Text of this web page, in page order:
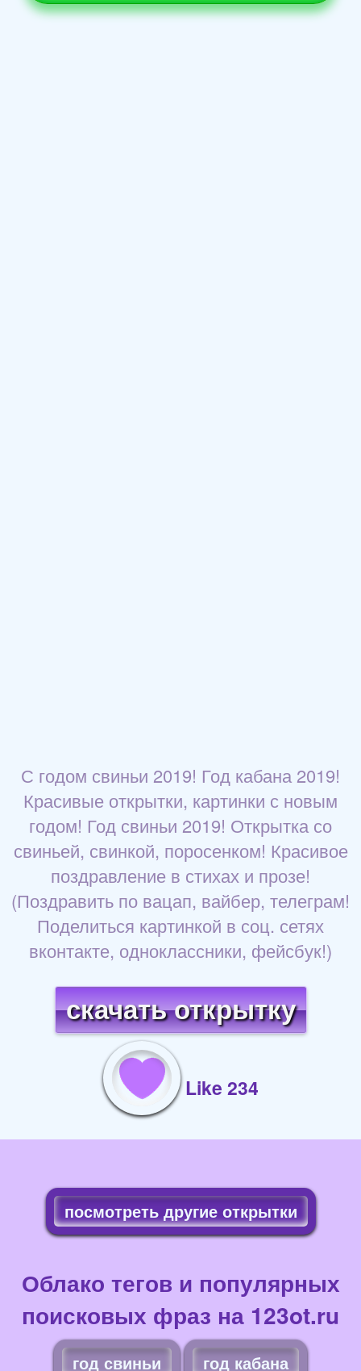
С годом свиньи 2019! Год кабана 2019!
Красивые открытки, картинки с новым
годом! Год свиньи 2019! Открытка со
свиньей, свинкой, поросенком! Красивое
поздравление в стихах и прозе!
(Поздравить по вацап, вайбер, телеграм!
Поделиться картинкой в соц. сетях
вконтакте, одноклассники, фейсбук!)
скачать открытку
Like 234
посмотреть другие открытки
Облако тегов и популярных
поисковых фраз на 123ot.ru
год свиньи год кабана